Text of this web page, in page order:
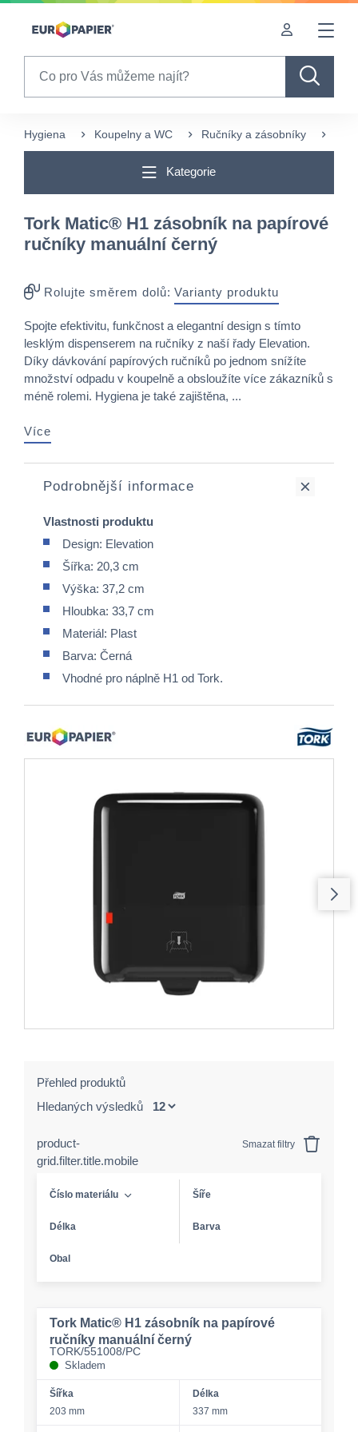
Table Of Content
Často nakupované s tímto produktem
Hygiena Koupelny a WC Ručníky a zásobníky
Kategorie
Tork Matic® H1 zásobník na papírové
ručníky manuální černý
Rolujte směrem dolů: Varianty produktu
Spojte efektivitu, funkčnost a elegantní design s tímto
lesklým dispenserem na ručníky z naší řady Elevation.
Díky dávkování papírových ručníků po jednom snížíte
množství odpadu v koupelně a obsloužíte více zákazníků s
méně rolemi. Hygiena je také zajištěna, ...
Více
Podrobnější informace
Vlastnosti produktu
Design: Elevation
Šířka: 20,3 cm
Výška: 37,2 cm
Hloubka: 33,7 cm
Materiál: Plast
Barva: Černá
Vhodné pro náplně H1 od Tork.
Přehled produktů
Hledaných výsledků
product-
grid.filter.title.mobile
Smazat filtry
Číslo materiálu Šíře
Délka Barva
Obal
Tork Matic® H1 zásobník na papírové
ručníky manuální černý
TORK/551008/PC
Skladem
Šířka
203 mm
Délka
337 mm